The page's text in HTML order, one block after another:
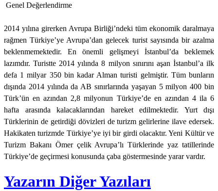
Genel Değerlendirme
2014 yılına girerken Avrupa Birliği’ndeki tüm ekonomik daralmaya
rağmen Türkiye’ye Avrupa’dan gelecek turist sayısında bir azalma
beklenmemektedir. En önemli gelişmeyi İstanbul’da beklemek
lazımdır. Turistte 2014 yılında 8 milyon sınırını aşan İstanbul’a ilk
defa 1 milyar 350 bin kadar Alman turisti gelmiştir. Tüm bunların
dışında 2014 yılında da AB sınırlarında yaşayan 5 milyon 400 bin
Türk’ün en azından 2,8 milyonun Türkiye’de en azından 4 ila 6
hafta arasında kalacaklarından hareket edilmektedir. Yurt dışı
Türklerinin de getirdiği dövizleri de turizm gelirlerine ilave edersek.
Hakikaten turizmde Türkiye’ye iyi bir girdi olacaktır. Yeni Kültür ve
Turizm Bakanı Ömer çelik Avrupa’lı Türklerinde yaz tatillerinde
Türkiye’de geçirmesi konusunda çaba göstermesinde yarar vardır.
Yazarın Diğer Yazıları